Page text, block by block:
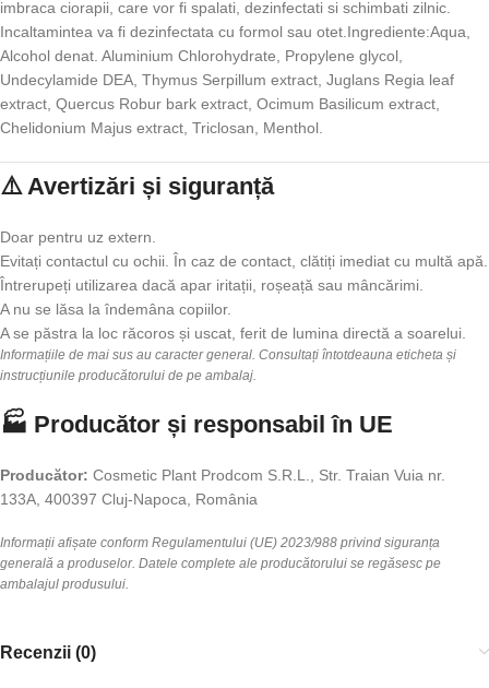
imbraca ciorapii, care vor fi spalati, dezinfectati si schimbati zilnic.
Incaltamintea va fi dezinfectata cu formol sau otet.Ingrediente:Aqua,
Alcohol denat. Aluminium Chlorohydrate, Propylene glycol,
Undecylamide DEA, Thymus Serpillum extract, Juglans Regia leaf
extract, Quercus Robur bark extract, Ocimum Basilicum extract,
Chelidonium Majus extract, Triclosan, Menthol.
⚠️ Avertizări și siguranță
Doar pentru uz extern.
Evitați contactul cu ochii. În caz de contact, clătiți imediat cu multă apă.
Întrerupeți utilizarea dacă apar iritații, roșeață sau mâncărimi.
A nu se lăsa la îndemâna copiilor.
A se păstra la loc răcoros și uscat, ferit de lumina directă a soarelui.
Informațiile de mai sus au caracter general. Consultați întotdeauna eticheta și
instrucțiunile producătorului de pe ambalaj.
🏭 Producător și responsabil în UE
Producător: Cosmetic Plant Prodcom S.R.L., Str. Traian Vuia nr.
133A, 400397 Cluj-Napoca, România
Informații afișate conform Regulamentului (UE) 2023/988 privind siguranța
generală a produselor. Datele complete ale producătorului se regăsesc pe
ambalajul produsului.
Recenzii (0)